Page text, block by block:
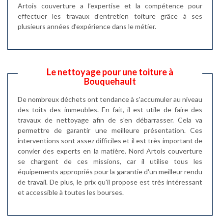
Artois couverture a l’expertise et la compétence pour
effectuer les travaux d’entretien toiture grâce à ses
plusieurs années d’expérience dans le métier.
Le nettoyage pour une toiture à
Bouquehault
De nombreux déchets ont tendance à s'accumuler au niveau
des toits des immeubles. En fait, il est utile de faire des
travaux de nettoyage afin de s'en débarrasser. Cela va
permettre de garantir une meilleure présentation. Ces
interventions sont assez difficiles et il est très important de
convier des experts en la matière. Nord Artois couverture
se chargent de ces missions, car il utilise tous les
équipements appropriés pour la garantie d'un meilleur rendu
de travail. De plus, le prix qu'il propose est très intéressant
et accessible à toutes les bourses.